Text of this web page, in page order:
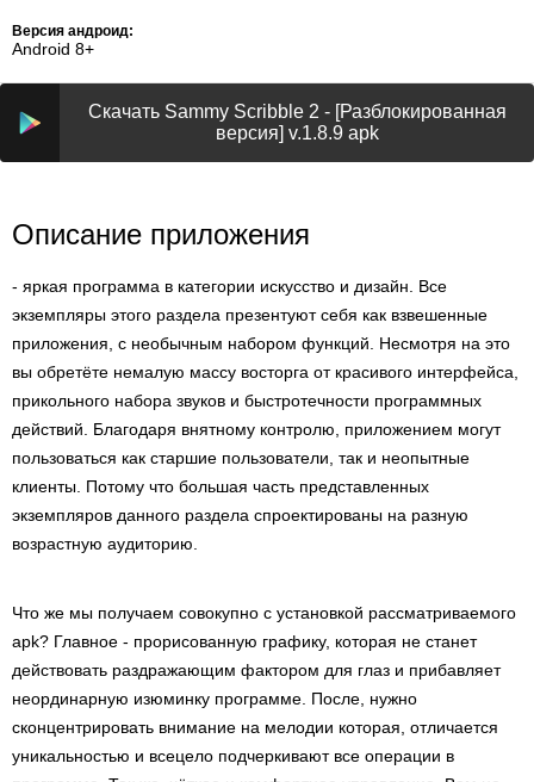
Версия андроид:
Android 8+
Скачать Sammy Scribble 2 - [Разблокированная
версия] v.1.8.9 apk
Описание приложения
- яркая программа в категории искусство и дизайн. Все
экземпляры этого раздела презентуют себя как взвешенные
приложения, с необычным набором функций. Несмотря на это
вы обретёте немалую массу восторга от красивого интерфейса,
прикольного набора звуков и быстротечности программных
действий. Благодаря внятному контролю, приложением могут
пользоваться как старшие пользователи, так и неопытные
клиенты. Потому что большая часть представленных
экземпляров данного раздела спроектированы на разную
возрастную аудиторию.
Что же мы получаем совокупно с установкой рассматриваемого
apk? Главное - прорисованную графику, которая не станет
действовать раздражающим фактором для глаз и прибавляет
неординарную изюминку программе. После, нужно
сконцентрировать внимание на мелодии которая, отличается
уникальностью и всецело подчеркивают все операции в